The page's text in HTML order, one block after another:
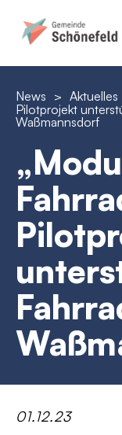
News > Aktuelles
Pilotprojekt
Waßmannsdorf
01.12.23